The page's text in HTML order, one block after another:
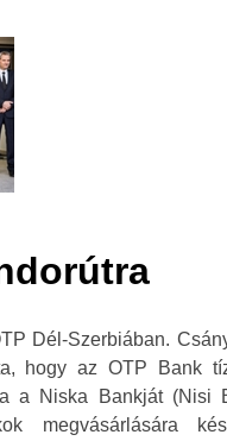
Dél-Szerbiában.
hogy az OTP Bank
a Niska Bankját (Nisi
megvásárlására